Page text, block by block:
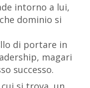
intorno a lui,
dominio si
di portare in
magari
successo.